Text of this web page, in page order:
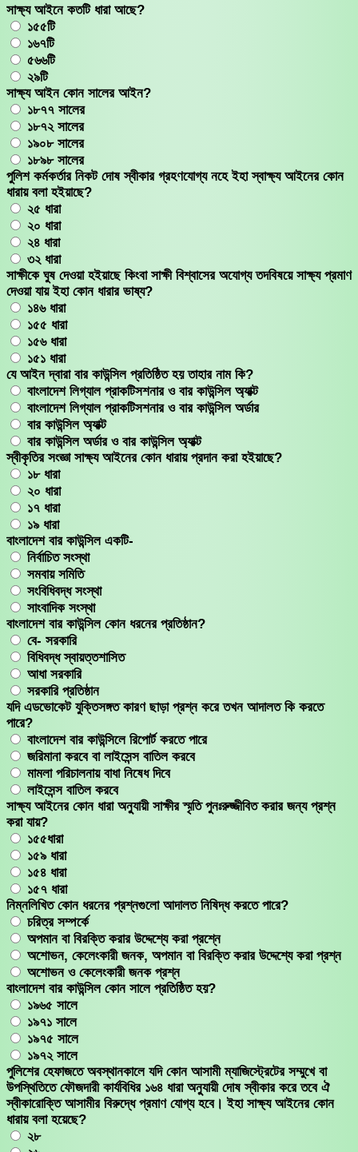
সাক্ষ্য আইনে কতটি ধারা আছে?
১৫৫টি
১৬৭টি
৫৬৬টি
২৯টি
সাক্ষ্য আইন কোন সালের আইন?
১৮৭৭ সালের
১৮৭২ সালের
১৯০৮ সালের
১৮৯৮ সালের
পুলিশ কর্মকর্তার নিকট দোষ স্বীকার গ্রহণযোগ্য নহে ইহা স্বাক্ষ্য আইনের কোন
ধারায় বলা হইয়াছে?
২৫ ধারা
২০ ধারা
২৪ ধারা
৩২ ধারা
সাক্ষীকে ঘুষ দেওয়া হইয়াছে কিংবা সাক্ষী বিশ্বাসের অযোগ্য তদবিষয়ে সাক্ষ্য প্রমাণ
দেওয়া যায় ইহা কোন ধারার ভাষ্য?
১৪৬ ধারা
১৫৫ ধারা
১৫৬ ধারা
১৫১ ধারা
যে আইন দ্বারা বার কাউন্সিল প্রতিষ্ঠিত হয় তাহার নাম কি?
বাংলাদেশ লিগ্যাল প্রাকটিসশনার ও বার কাউন্সিল অ্যাক্ট
বাংলাদেশ লিগ্যাল প্রাকটিসশনার ও বার কাউন্সিল অর্ডার
বার কাউন্সিল অ্যাক্ট
বার কাউন্সিল অর্ডার ও বার কাউন্সিল অ্যাক্ট
স্বীকৃতির সংজ্ঞা সাক্ষ্য আইনের কোন ধারায় প্রদান করা হইয়াছে?
১৮ ধারা
২০ ধারা
১৭ ধারা
১৯ ধারা
বাংলাদেশ বার কাউন্সিল একটি-
নির্বাচিত সংস্থা
সমবায় সমিতি
সংবিধিবদ্ধ সংস্থা
সাংবাদিক সংস্থা
বাংলাদেশ বার কাউন্সিল কোন ধরনের প্রতিষ্ঠান?
বে- সরকারি
বিধিবদ্ধ স্বায়ত্তশাসিত
আধা সরকারি
সরকারি প্রতিষ্ঠান
যদি এডভোকেট যুক্তিসঙ্গত কারণ ছাড়া প্রশ্ন করে তখন আদালত কি করতে
পারে?
বাংলাদেশ বার কাউন্সিলে রিপোর্ট করতে পারে
জরিমানা করবে বা লাইসেন্স বাতিল করবে
মামলা পরিচালনায় বাধা নিষেধ দিবে
লাইসেন্স বাতিল করবে
সাক্ষ্য আইনের কোন ধারা অনুুযায়ী সাক্ষীর স্মৃতি পুনঃরুজ্জীবিত করার জন্য প্রশ্ন
করা যায়?
১৫৫ধারা
১৫৯ ধারা
১৫৪ ধারা
১৫৭ ধারা
নিম্নলিখিত কোন ধরনের প্রশ্নগুলো আদালত নিষিদ্ধ করতে পারে?
চরিত্র সম্পর্কে
অপমান বা বিরক্তি করার উদ্দেশ্যে করা প্রশ্নে
অশোভন, কেলেংকারী জনক, অপমান বা বিরক্তি করার উদ্দেশ্যে করা প্রশ্ন
অশোভন ও কেলেংকারী জনক প্রশ্ন
বাংলাদেশ বার কাউন্সিল কোন সালে প্রতিষ্ঠিত হয়?
১৯৬৫ সালে
১৯৭১ সালে
১৯৭৫ সালে
১৯৭২ সালে
পুলিশের হেফাজতে অবস্থানকালে যদি কোন আসামী ম্যাজিস্ট্রেটের সম্মুখে বা
উপস্থিতিতে ফৌজদারী কার্যবিধির ১৬৪ ধারা অনুুযায়ী দোষ স্বীকার করে তবে ঐ
স্বীকারোক্তি আসামীর বিরুদ্ধে প্রমাণ যোগ্য হবে। ইহা সাক্ষ্য আইনের কোন
ধারায় বলা হয়েছে?
২৮